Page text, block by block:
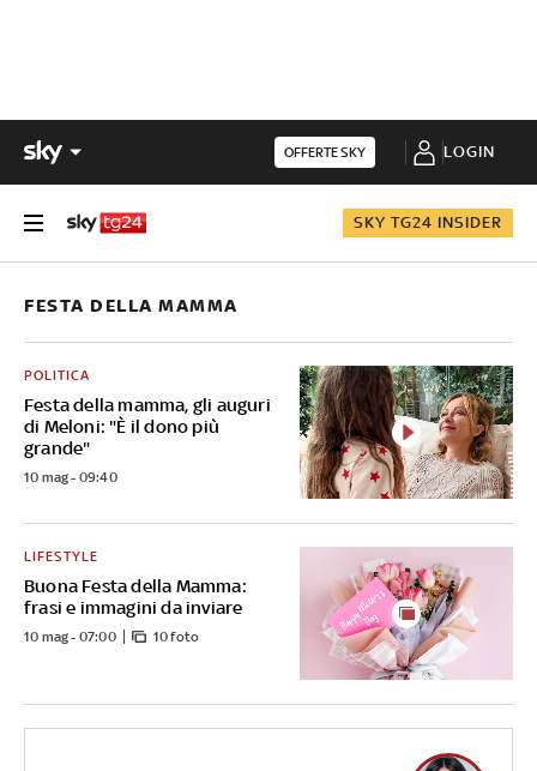
OFFERTE SKY LOGIN
SKY TG24 INSIDER
FESTA DELLA MAMMA
Festa della mamma, gli auguri
di Meloni: "È il dono più
grande"
POLITICA
10 mag - 09:40
Buona Festa della Mamma:
frasi e immagini da inviare
LIFESTYLE
10 mag - 07:00 10 foto